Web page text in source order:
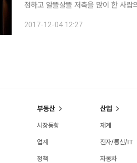
정하고 알뜰살뜰 저축을 많이 한 사
세계적인 초저금리시대에서 저축의
2017-12-04 12:27
부동산
시장동향
업계
정책
산업
재계
전자/통신/IT
자동차